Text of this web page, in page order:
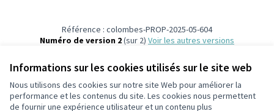
Informations sur les cookies utilisés sur le site web
Nous utilisons des cookies sur notre site Web pour améliorer la
performance et les contenus du site. Les cookies nous permettent
de fournir une expérience utilisateur et un contenu plus
Référence : colombes-PROP-2025-05-604
Numéro de version 2(sur 2)
voir les autres versions
Conditions d'utilisation
Paramètres des cookies
participons.colombes.fr sur Facebook